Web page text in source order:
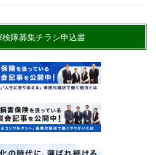
隊募集チラシ申込書